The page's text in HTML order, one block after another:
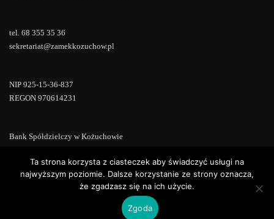
tel. 68 355 35 36
sekretariat@zamekkozuchow.pl
NIP 925-15-36-837
REGON 970614231
Bank Spółdzielczy w Kożuchowie
WordPress |ConsultStreet theme by
Ta strona korzysta z ciasteczek aby świadczyć usługi na
najwyższym poziomie. Dalsze korzystanie ze strony oznacza,
że zgadzasz się na ich użycie.
Zgoda